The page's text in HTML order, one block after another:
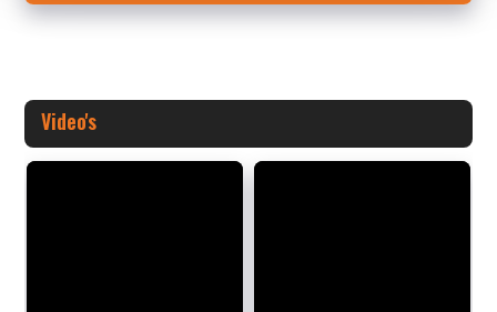
Video's